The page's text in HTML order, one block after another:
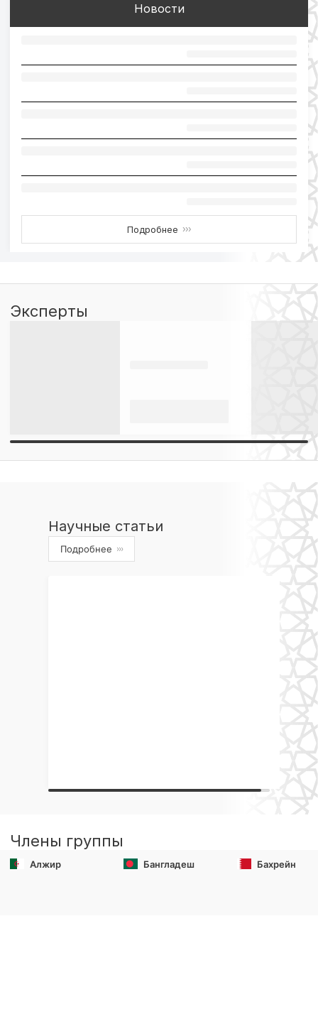
Новости
Подробнее ›››
Эксперты
Научные статьи
Подробнее ›››
Члены группы
Алжир Бангладеш Бахрейн